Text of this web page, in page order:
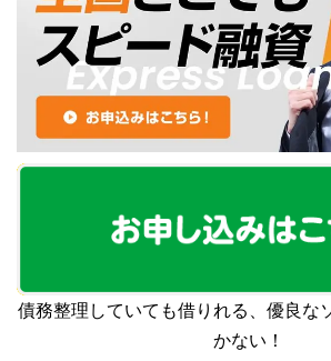
債務整理していても借りれる、優良な
かない！